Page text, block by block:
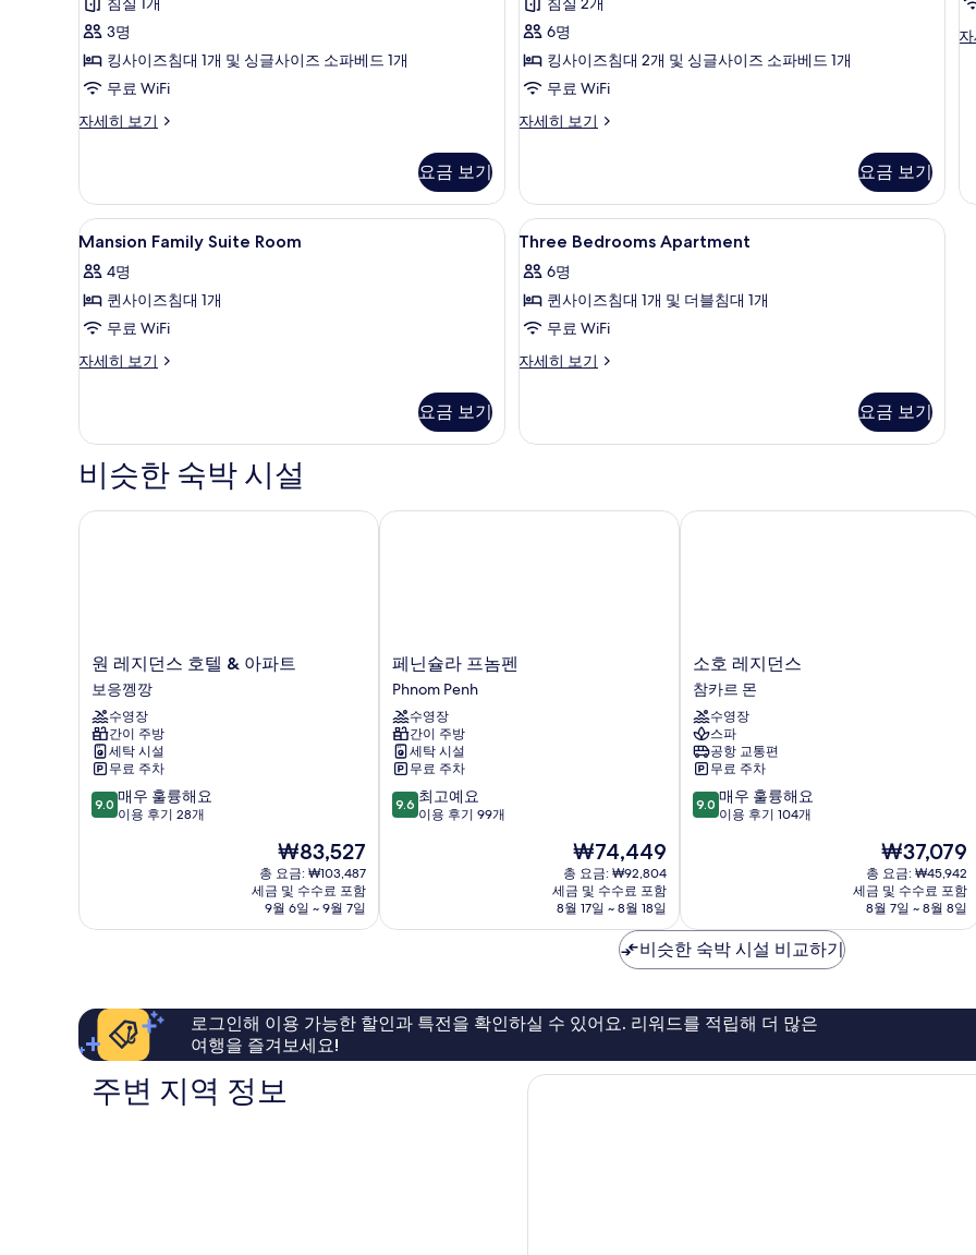
능
한
필
터
Suite)
사
진
모
두
3명
킹사이즈침대 1개 및 싱글사이즈 소파베드 1개
무료 WiFi
자세히 보기
아
Suite)
자
세
보
기
요금 보기
파
트
사
모
보
기
6명
킹사이즈침대 2개 및 싱글사이즈 소파베드 1개
무료 WiFi
자세히 보기
패
파
트
자
히
보
요금 보기
Mansion
Family
Suite
Room
사
진
보
기
객실 내 금고, 책상, 노트북 작업 공간, 암막 커튼
23
Mansion Family Suite Room
4명
퀸사이즈침대 1개
무료 WiFi
자세히 보기
Mansion
자
히
기
요금 보기
Three
Bedrooms
Apartment
사
진
모
기
객실 내 금고, 책상, 노트북 작업 공간, 암
6
Three Bedrooms Apartment
6명
퀸사이즈침대 1개 및 더블침대 1개
무료 WiFi
자세히 보기
Three
세
요금 보기
비슷한 숙박 시설
원
레
지
던
스
호
텔
&
아
깡
원 레지던스 호텔 & 아파트
보응껭깡
수영장
간이 주방
세탁 시설
무료 주차
10
점
매
해
요,
이
후
9.0 매우 훌륭해요
이용 후기 28개
현
재
요
금
₩83,527
₩83,527
총 요금: ₩103,487
세금 및 수수료 포함
9월 6일 ~ 9월 7일
원 레지던스 호텔 & 아파트
페
닌
슐
라
프
놈
펜
Phnom
Penh
페닌슐라 프놈펜
Phnom Penh
수영장
간이 주방
세탁 시설
무료 주차
10
점
최
이
용
9.6 최고예요
이용 후기 99개
현
재
요
금
₩74,449
₩74,449
총 요금: ₩92,804
세금 및 수수료 포함
8월 17일 ~ 8월 18일
페닌슐라 프놈펜
소
호
레
지
던
스
참
카
르
소호 레지던스
참카르 몬
수영장
스파
공항 교통편
무료 주차
10
점
매
우
훌
해
요,
용
9.0 매우 훌륭해요
이용 후기 104개
현
재
요
금
₩37,079
₩37,079
총 요금: ₩45,942
세금 및 수수료 포함
8월 7일 ~ 8월 8일
소호 레지던스
비슷한 숙박 시설 비교하기
로그인해 이용 가능한 할인과 특전을 확인하실 수 있어요. 리워드를 적립해 더 많은
여행을 즐겨보세요!
주변 지역 정보